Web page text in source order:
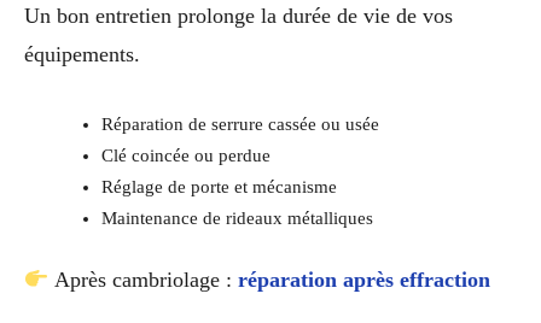
Un bon entretien prolonge la durée de vie de vos
équipements.
Réparation de serrure cassée ou usée
Clé coincée ou perdue
Réglage de porte et mécanisme
Maintenance de rideaux métalliques
Après cambriolage : réparation après effraction